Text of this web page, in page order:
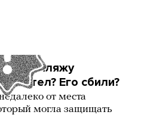
по пляжу
летел? Его сбили?
от места
могла защищать